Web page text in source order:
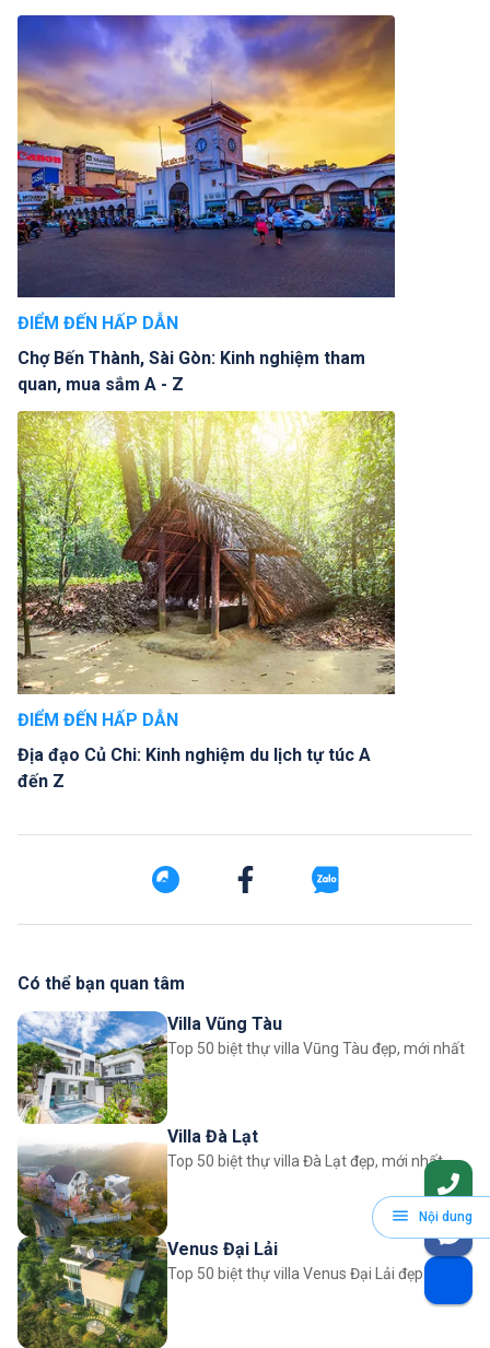
ĐIỂM ĐẾN HẤP DẪN
Chợ Bến Thành, Sài Gòn: Kinh nghiệm tham
quan, mua sắm A - Z
ĐIỂM ĐẾN HẤP DẪN
Địa đạo Củ Chi: Kinh nghiệm du lịch tự túc A
đến Z
Có thể bạn quan tâm
Villa Vũng Tàu
Top 50 biệt thự villa Vũng Tàu đẹp, mới nhất
Villa Đà Lạt
Top 50 biệt thự villa Đà Lạt đẹp, mới nhất
Venus Đại Lải
Top 50 biệt thự villa Venus Đại Lải đẹp nhất
Nội dung